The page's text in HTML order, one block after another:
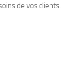
de vos clients.